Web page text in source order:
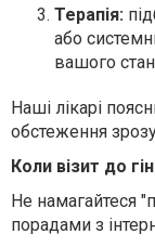
Терапія:
або
вашого
Наші лікарі
обстеження
Коли візит до
Не намагайтеся
порадами з